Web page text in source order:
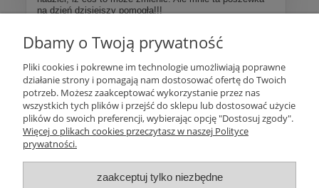
na dzień dzisiejszy pomogła!!!
Więcej opinii
Pomoc
Moje konto
Płatności i dostawa
Dbamy o Twoją prywatność
Pliki cookies i pokrewne im technologie umożliwiają poprawne
działanie strony i pomagają nam dostosować ofertę do Twoich
potrzeb. Możesz zaakceptować wykorzystanie przez nas
wszystkich tych plików i przejść do sklepu lub dostosować użycie
plików do swoich preferencji, wybierając opcję "Dostosuj zgody".
Więcej o plikach cookies przeczytasz w naszej Polityce
prywatności.
zaakceptuj tylko niezbędne